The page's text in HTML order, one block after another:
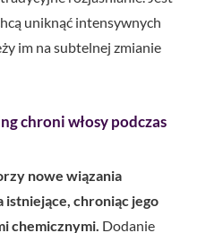
uniknąć intensywnych
im na subtelnej zmianie
chroni włosy podczas
nowe wiązania
istniejące, chroniąc jego
chemicznymi. Dodanie